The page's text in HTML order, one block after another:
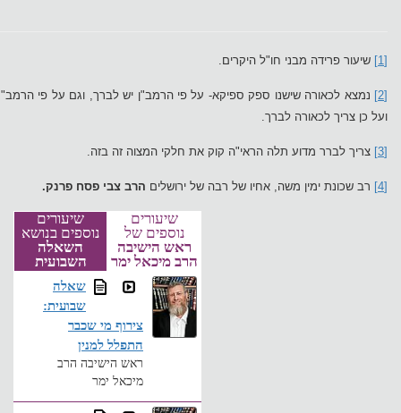
[1] שיעור פרידה מבני חו"ל היקרים.
[2]
נמצא לכאורה שישנו ספק ספיקא- על פי הרמב"ן יש לברך, וגם על פי
ועל כן צריך לכאורה לברך.
[3] צריך לברר מדוע תלה הראי"ה קוק את חלקי המצוה זה בזה.
[4] רב שכונת ימין משה, אחיו של רבה של ירושלים הרב צבי פסח פרנק.
שיעורים
נוספים של
ראש הישיבה
הרב מיכאל ימר
שיעורים
נוספים בנושא
השאלה
השבועית
שאלה
שבועית:
צירוף מי שכבר
התפלל למנין
ראש הישיבה הרב
מיכאל ימר